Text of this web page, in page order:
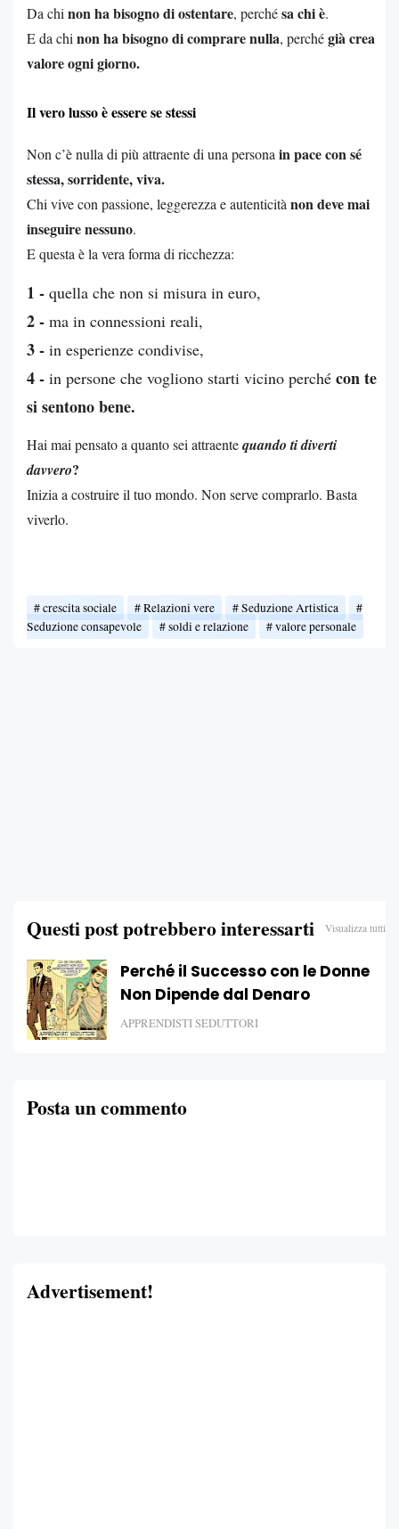
Da chi non ha bisogno di ostentare, perchésa chi è.
E da chi non ha bisogno di comprare nulla, perchégià crea
valore ogni giorno.
Il vero lusso è essere se stessi
Non c’è nulla di più attraente di una personain pace con sé
stessa, sorridente, viva.
Chi vive con passione, leggerezza e autenticitànon deve mai
inseguire nessuno.
E questa è la vera forma di ricchezza:
1 - quella che non si misura in euro,
2 - ma in connessioni reali,
3 - in esperienze condivise,
4 - in persone che vogliono starti vicino perché con te
si sentono bene.
Hai mai pensato a quanto sei attraentequando ti diverti
davvero?
Inizia a costruire il tuo mondo. Non serve comprarlo. Basta
viverlo.
crescita sociale Relazioni vere
Seduzione Artistica
Seduzione consapevole
soldi e relazione valore personale
Questi post potrebbero interessarti Visualizza tutti
Perché il Successo con le Donne
Non Dipende dal Denaro
APPRENDISTI SEDUTTORI
Posta un commento
Advertisement!